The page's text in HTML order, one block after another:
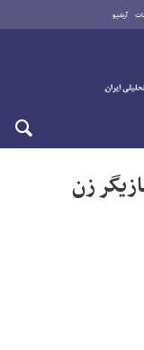
آرشیو
زن